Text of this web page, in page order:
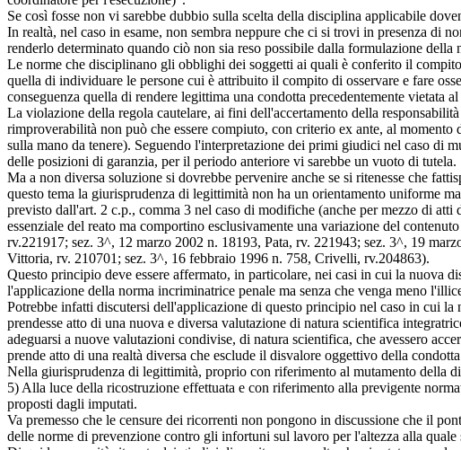
Se così fosse non vi sarebbe dubbio sulla scelta della disciplina applicabile
In realtà, nel caso in esame, non sembra neppure che ci si trovi in presenza di
renderlo determinato quando ciò non sia reso possibile dalla formulazione della
Le norme che disciplinano gli obblighi dei soggetti ai quali è conferito il
quella di individuare le persone cui è attribuito il compito di osservare e fare
conseguenza quella di rendere legittima una condotta precedentemente vietata
La violazione della regola cautelare, ai fini dell'accertamento della
rimproverabilità non può che essere compiuto, con criterio ex ante, al
sulla mano da tenere). Seguendo l'interpretazione dei primi giudici nel caso di
delle posizioni di garanzia, per il periodo anteriore vi sarebbe un vuoto di tutela.
Ma a non diversa soluzione si dovrebbe pervenire anche se si ritenesse che
questo tema la giurisprudenza di legittimità non ha un orientamento uniforme
previsto dall'art. 2 c.p., comma 3 nel caso di modifiche (anche per mezzo di
essenziale del reato ma comportino esclusivamente una variazione del
rv.221917; sez. 3^, 12 marzo 2002 n. 18193, Pata, rv. 221943; sez. 3^, 19
Vittoria, rv. 210701; sez. 3^, 16 febbraio 1996 n. 758, Crivelli, rv.204863).
Questo principio deve essere affermato, in particolare, nei casi in cui la nuova
l'applicazione della norma incriminatrice penale ma senza che venga meno
Potrebbe infatti discutersi dell'applicazione di questo principio nel caso in cui
prendesse atto di una nuova e diversa valutazione di natura scientifica
adeguarsi a nuove valutazioni condivise, di natura scientifica, che avessero
prende atto di una realtà diversa che esclude il disvalore oggettivo della
Nella giurisprudenza di legittimità, proprio con riferimento al mutamento della
5) Alla luce della ricostruzione effettuata e con riferimento alla previgente
proposti dagli imputati.
Va premesso che le censure dei ricorrenti non pongono in discussione che il
delle norme di prevenzione contro gli infortuni sul lavoro per l'altezza alla